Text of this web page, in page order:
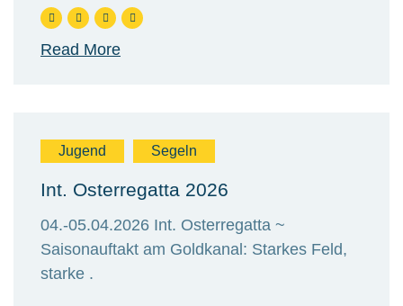
Read More
Jugend Segeln
Int. Osterregatta 2026
04.-05.04.2026 Int. Osterregatta ~
Saisonauftakt am Goldkanal: Starkes Feld,
starke .